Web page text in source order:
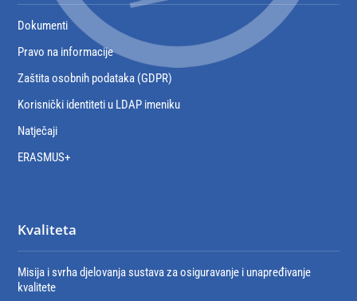
Dokumenti
Pravo na informacije
Zaštita osobnih podataka (GDPR)
Korisnički identiteti u LDAP imeniku
Natječaji
ERASMUS+
Kvaliteta
Misija i svrha djelovanja sustava za osiguravanje i unapređivanje
kvalitete